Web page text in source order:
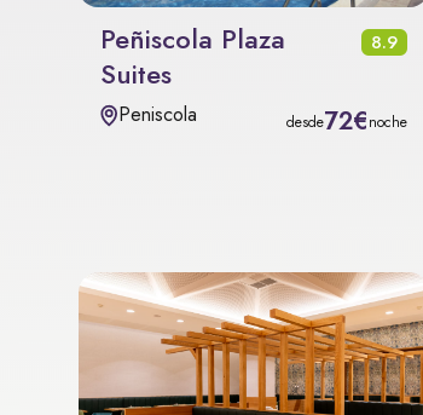
Peñiscola Plaza
Suites
8.9
Peniscola desde72€noche